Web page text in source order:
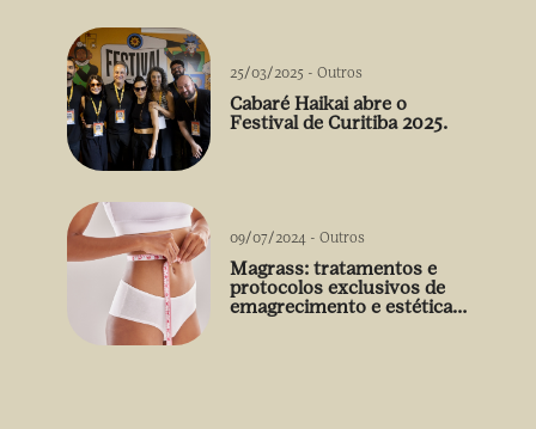
25/03/2025 - Outros
Cabaré Haikai abre o
Festival de Curitiba 2025.
09/07/2024 - Outros
Magrass: tratamentos e
protocolos exclusivos de
emagrecimento e estética